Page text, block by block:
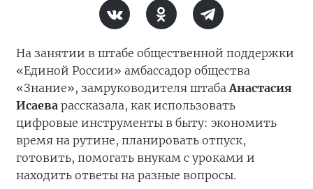
На занятии в штабе общественной поддержки
«Единой России» амбассадор общества
«Знание», замруководителя штабаАнастасия
Исаева рассказала, как использовать
цифровые инструменты в быту: экономить
время на рутине, планировать отпуск,
готовить, помогать внукам с уроками и
находить ответы на разные вопросы.